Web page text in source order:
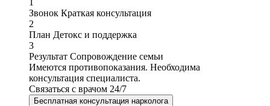
1
Звонок Краткая консультация
2
План Детокс и поддержка
3
Результат Сопровождение семьи
Имеются противопоказания. Необходима
консультация специалиста.
Связаться с врачом 24/7
Бесплатная консультация нарколога